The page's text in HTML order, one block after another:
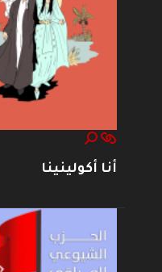
أنا أكولينينا